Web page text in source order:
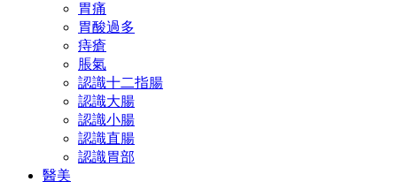
胃痛
胃酸過多
痔瘡
脹氣
認識十二指腸
認識大腸
認識小腸
認識直腸
認識胃部
醫美